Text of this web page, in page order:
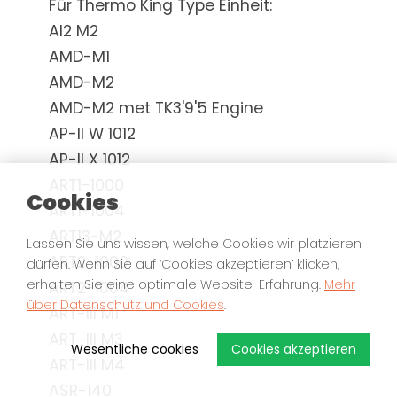
Cookies
Lassen Sie uns wissen, welche Cookies wir platzieren
dürfen. Wenn Sie auf ‘Cookies akzeptieren’ klicken,
erhalten Sie eine optimale Website-Erfahrung. Mehr
über Datenschutz und Cookies.
Cookies akzeptieren
Wesentliche cookies
Für Thermo King Type Einheit:
AI2 M2
AMD-M1
AMD-M2
AMD-M2 met TK3'9'5 Engine
AP-II W 1012
AP-II X 1012
ART1-1004
ART13-M2
ART2-1000
ART2-1004
ART-III M1
ART-III M3